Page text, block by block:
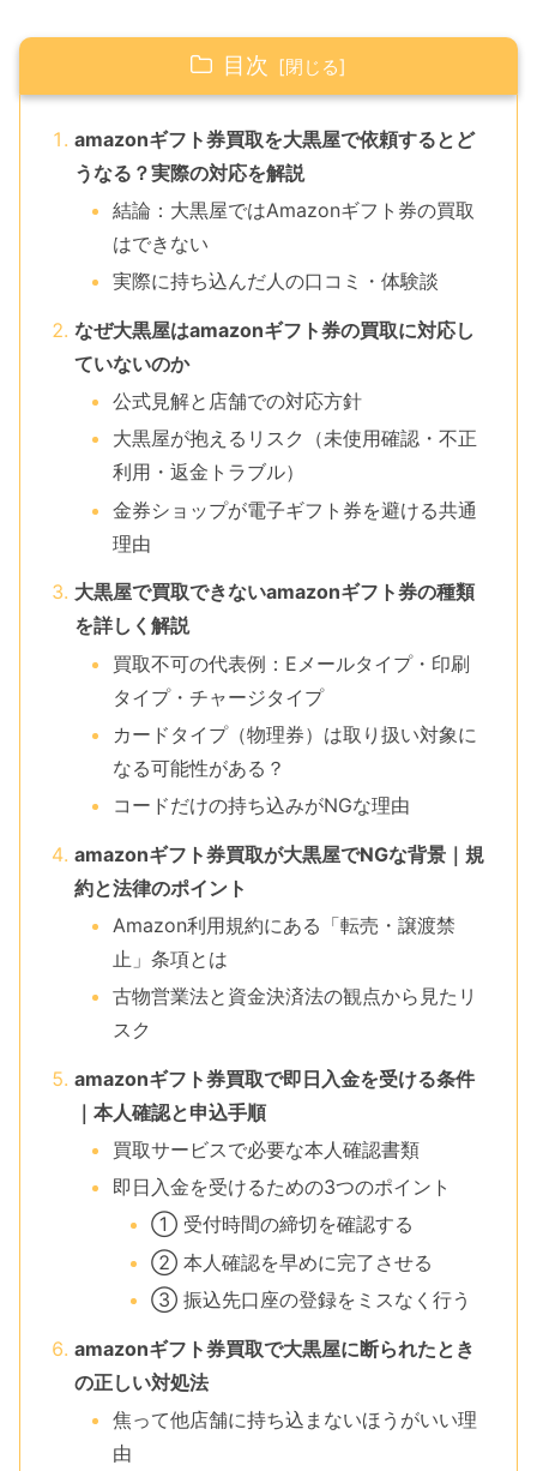
目次
amazonギフト券買取を大黒屋で依頼するとど
うなる？実際の対応を解説
結論：大黒屋ではAmazonギフト券の買取
はできない
実際に持ち込んだ人の口コミ・体験談
なぜ大黒屋はamazonギフト券の買取に対応し
ていないのか
公式見解と店舗での対応方針
大黒屋が抱えるリスク（未使用確認・不正
利用・返金トラブル）
金券ショップが電子ギフト券を避ける共通
理由
大黒屋で買取できないamazonギフト券の種類
を詳しく解説
買取不可の代表例：Eメールタイプ・印刷
タイプ・チャージタイプ
カードタイプ（物理券）は取り扱い対象に
なる可能性がある？
コードだけの持ち込みがNGな理由
amazonギフト券買取が大黒屋でNGな背景｜規
約と法律のポイント
Amazon利用規約にある「転売・譲渡禁
止」条項とは
古物営業法と資金決済法の観点から見たリ
スク
amazonギフト券買取で即日入金を受ける条件
｜本人確認と申込手順
買取サービスで必要な本人確認書類
即日入金を受けるための3つのポイント
① 受付時間の締切を確認する
② 本人確認を早めに完了させる
③ 振込先口座の登録をミスなく行う
amazonギフト券買取で大黒屋に断られたとき
の正しい対処法
焦って他店舗に持ち込まないほうがいい理
由